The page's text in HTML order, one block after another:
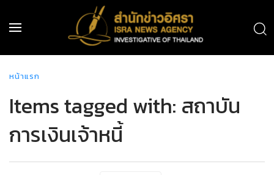
หน้าแรก
Items tagged with: สถาบัน
การเงินเจ้าหนี้